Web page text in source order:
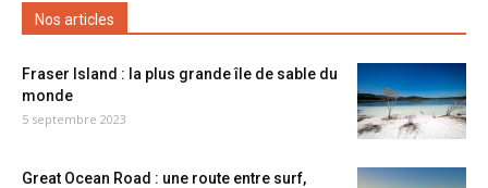
Nos articles
Fraser Island : la plus grande île de sable du
monde
5 septembre 2023
Great Ocean Road : une route entre surf,